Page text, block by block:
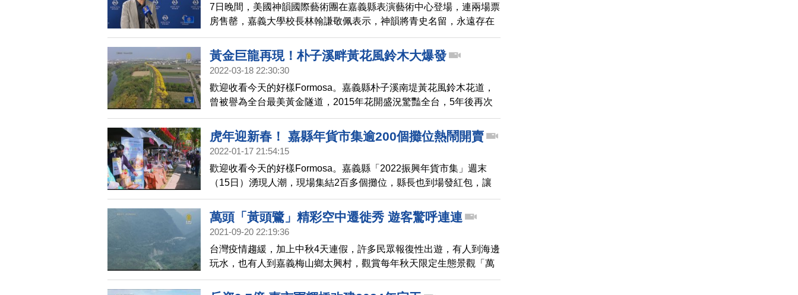
7日晚間，美國神韻國際藝術團在嘉義縣表演藝術中心登場，連兩場票
房售罄，嘉義大學校長林翰謙敬佩表示，神韻將青史名留，永遠存在
歷史當中。從美返台，投入教育10多年的聲樂家曾維民也有感而發，
希望每一位台灣觀眾，都能來感受神韻在全球的正面能量。
黃金巨龍再現！朴子溪畔黃花風鈴木大爆發
2022-03-18 22:30:30
歡迎收看今天的好樣Formosa。嘉義縣朴子溪南堤黃花風鈴木花道，
曾被譽為全台最美黃金隧道，2015年花開盛況驚豔全台，5年後再次
大爆發。另一端，還有苦楝樹綠色隧道，淡紫色花序正綻放，相當漂
亮，吸引不少遊客前往尋幽訪勝。
虎年迎新春！ 嘉縣年貨市集逾200個攤位熱鬧開賣
2022-01-17 21:54:15
歡迎收看今天的好樣Formosa。嘉義縣「2022振興年貨市集」週末
（15日）湧現人潮，現場集結2百多個攤位，縣長也到場發紅包，讓
民眾提前感受過年氣氛。
萬頭「黃頭鷺」精彩空中遷徙秀 遊客驚呼連連
2021-09-20 22:19:36
台灣疫情趨緩，加上中秋4天連假，許多民眾報復性出遊，有人到海邊
玩水，也有人到嘉義梅山鄉太興村，觀賞每年秋天限定生態景觀「萬
鷺朝鳳」；日前，生態觀察家暨攝影師發現有超過3萬隻以上的黃頭
鷺，分成50批過境太興村上空，上演精彩的遷徙秀，壯觀景象，讓遊